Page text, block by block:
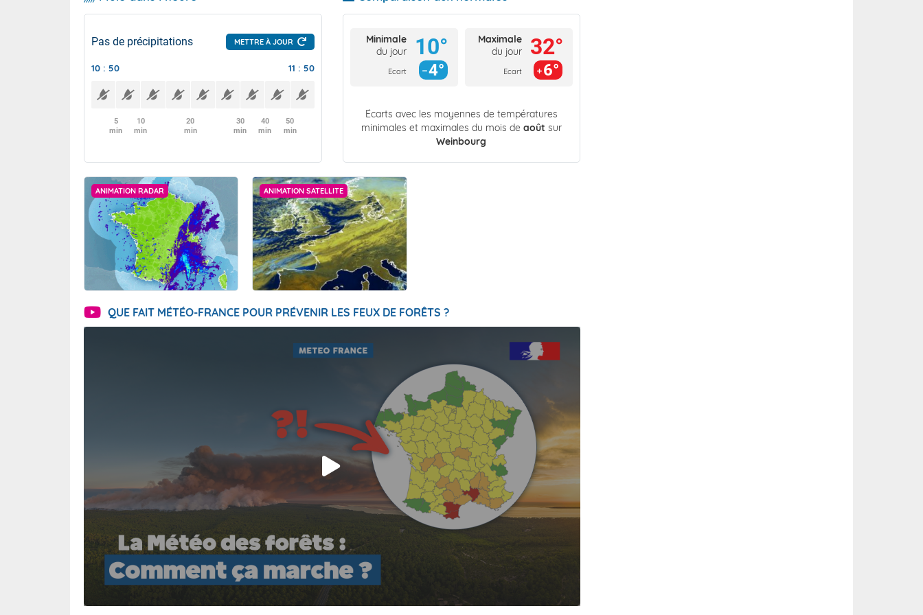
Pas de précipitations METTRE À JOUR
10 : 50 11 : 50
5
min
10
min
20
min
30
min
40
min
50
min
Minimale
du jour
Ecart
10°
4°
Maximale
du jour
Ecart
32°
6°
Écarts avec les moyennes de températures
minimales et maximales du mois de août sur
Weinbourg
ANIMATION RADAR ANIMATION SATELLITE
QUE FAIT MÉTÉO-FRANCE POUR PRÉVENIR LES FEUX DE FORÊTS ?